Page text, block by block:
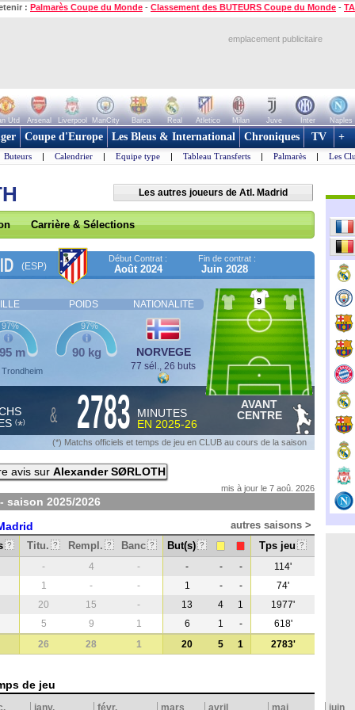
: Palmarès Coupe du Monde - Classement des BUTEURS Coupe du Monde -
emplacement publicitaire
Utd Arsenal Liverpool ManCity Barca Real Atletico Milan Juve Inter Naples
Coupe d'Europe Les Bleus & International Chroniques TV +
Buteurs | Calendrier | Equipe type | Tableau Transferts | Palmarès | Les
Les autres joueurs de Atl. Madrid
Carrière & Sélections
(ESP)
Début Contrat :
Août 2024
Fin de contrat :
Juin 2028
POIDS NATIONALITE
m
97%
90 kg
97%
NORVEGE
77 sél., 26 buts
9
(*) & 2783
MINUTES
EN 2025-26
AVANT
CENTRE
(*) Matchs officiels et temps de jeu en CLUB au cours de la saison
avis sur Alexander SØRLOTH
mis à jour le 7 aoû. 2026
saison 2025/2026
autres saisons >
? Titu. ? Rempl. ? Banc ? But(s) ? Tps jeu ?
- 4 - - - -
114'
1 - - 1 - -
74'
20 15 - 13 4 1
1977'
5 9 1 6 1 -
618'
26 28 1 20 5 1 2783'
de jeu
janv. févr. mars avril mai juin